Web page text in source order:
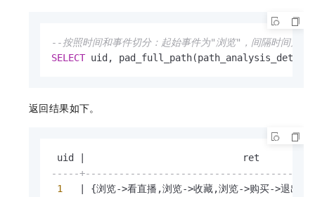
--按照时间和事件切分：起始事件为"浏览"，间隔时间为
SELECT uid,
返回结果如下。
uid
-----
1
{浏览->看直播,浏览->收藏,浏览->购买->退出}